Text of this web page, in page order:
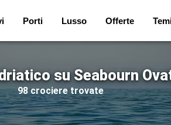
Porti Lusso Offerte
su Seabourn
98 crociere trovate